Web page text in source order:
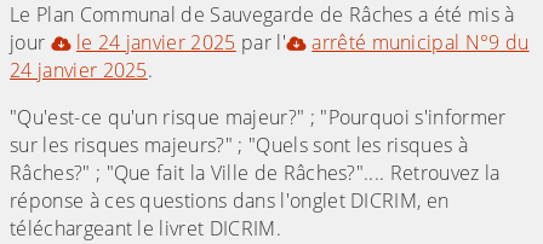
Le Plan Communal de Sauvegarde de Râches a été mis à
jour
le 24 janvier 2025 par l'
arrêté municipal N°9 du
24 janvier 2025.
"Qu'est-ce qu'un risque majeur?" ; "Pourquoi s'informer
sur les risques majeurs?" ; "Quels sont les risques à
Râches?" ; "Que fait la Ville de Râches?".... Retrouvez la
réponse à ces questions dans l'onglet DICRIM, en
téléchargeant le livret DICRIM.